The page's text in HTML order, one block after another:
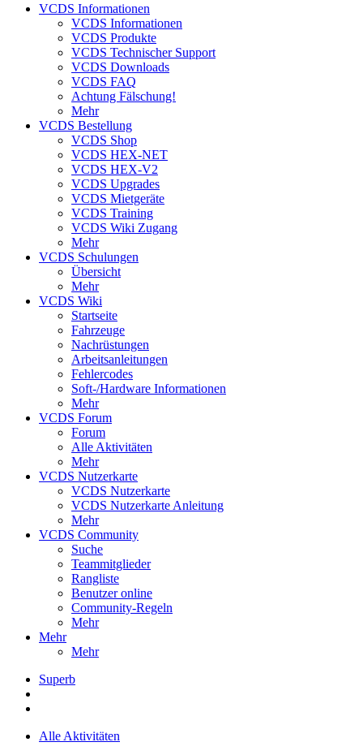
VCDS Informationen
VCDS Informationen
VCDS Produkte
VCDS Technischer Support
VCDS Downloads
VCDS FAQ
Achtung Fälschung!
Mehr
VCDS Bestellung
VCDS Shop
VCDS HEX-NET
VCDS HEX-V2
VCDS Upgrades
VCDS Mietgeräte
VCDS Training
VCDS Wiki Zugang
Mehr
VCDS Schulungen
Übersicht
Mehr
VCDS Wiki
Startseite
Fahrzeuge
Nachrüstungen
Arbeitsanleitungen
Fehlercodes
Soft-/Hardware Informationen
Mehr
VCDS Forum
Forum
Alle Aktivitäten
Mehr
VCDS Nutzerkarte
VCDS Nutzerkarte
VCDS Nutzerkarte Anleitung
Mehr
VCDS Community
Suche
Teammitglieder
Rangliste
Benutzer online
Community-Regeln
Mehr
Mehr
Mehr
Superb
Alle Aktivitäten